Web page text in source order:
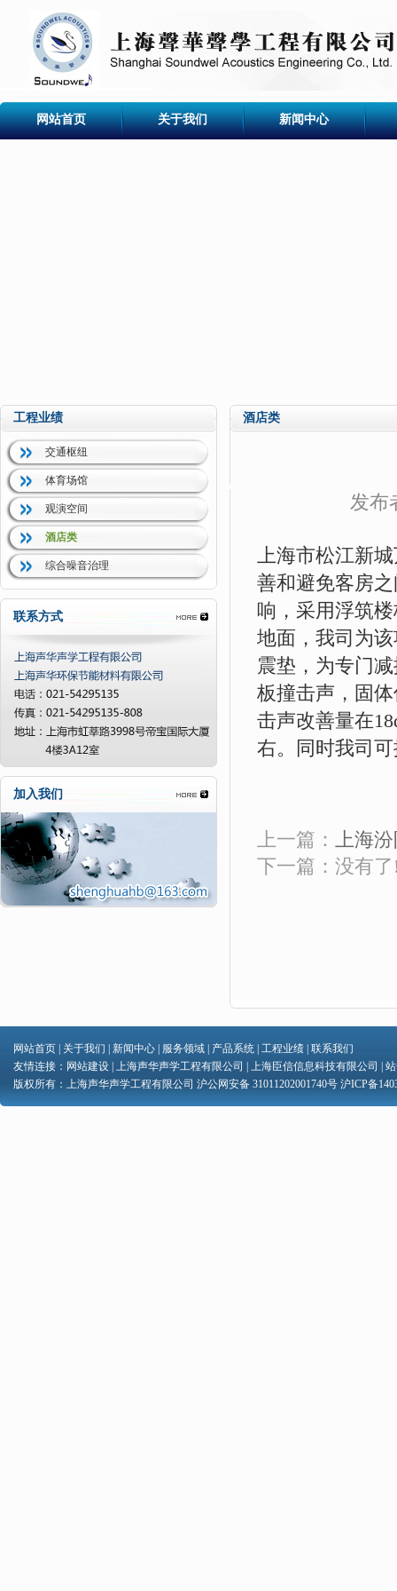
网站首页 关于我们 新闻中心
工程业绩
交通枢纽
体育场馆
观演空间
酒店类
综合噪音治理
联系方式
加入我们
酒店类
发布
上海市松江新
善和避免客房
响，采用浮筑
地面，我司为
震垫，为专门
板撞击声，固
击声改善量在
右。同时我司
上一篇： 上海
下一篇：没有
网站首页 关于我们 新闻中心 服务领域 产品系统 工程业绩 联系我们
友情连接： 网站建设 上海声华声学工程有限公司 上海臣信信息科技有限公司
版权所有：上海声华声学工程有限公司 沪公网安备 31011202001740号 沪ICP备